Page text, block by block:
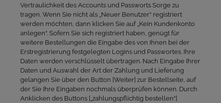
Vertraulichkeit des Accounts und Passworts Sorge zu
tragen. Wenn Sie nicht als „Neuer Benutzer“ registriert
werden möchten, dann klicken Sie auf „Kein Kundenkonto
anlegen“. Sofern Sie sich registriert haben, genügt für
weitere Bestellungen die Eingabe des von Ihnen bei der
Erstregistrierung festgelegten Logins und Passwortes. Ihre
Daten werden verschlüsselt übertragen. Nach Eingabe Ihrer
Daten und Auswahl der Art der Zahlung und Lieferung
gelangen Sie über den Button [Weiter] zur Bestellseite, auf
der Sie Ihre Eingaben nochmals überprüfen können. Durch
Anklicken des Buttons [„zahlungspflichtig bestellen“]